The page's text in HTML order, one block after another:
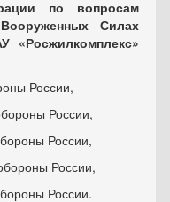
по вопросам
Силах
«Росжилкомплекс»
России,
России,
России,
России,
России.